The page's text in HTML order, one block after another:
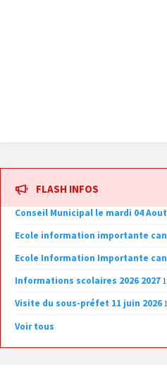
FLASH INFOS
Conseil Municipal le mardi 04 Aout
Ecole information importante
Ecole Information Importante
Informations scolaires 2026 2027
Visite du sous-préfet 11 juin 2026
Voir tous